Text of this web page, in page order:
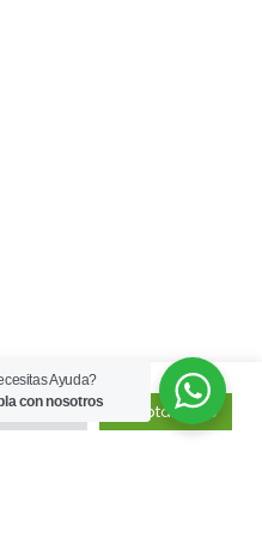
cookies Aceptar todo
Ayuda?
con nosotros